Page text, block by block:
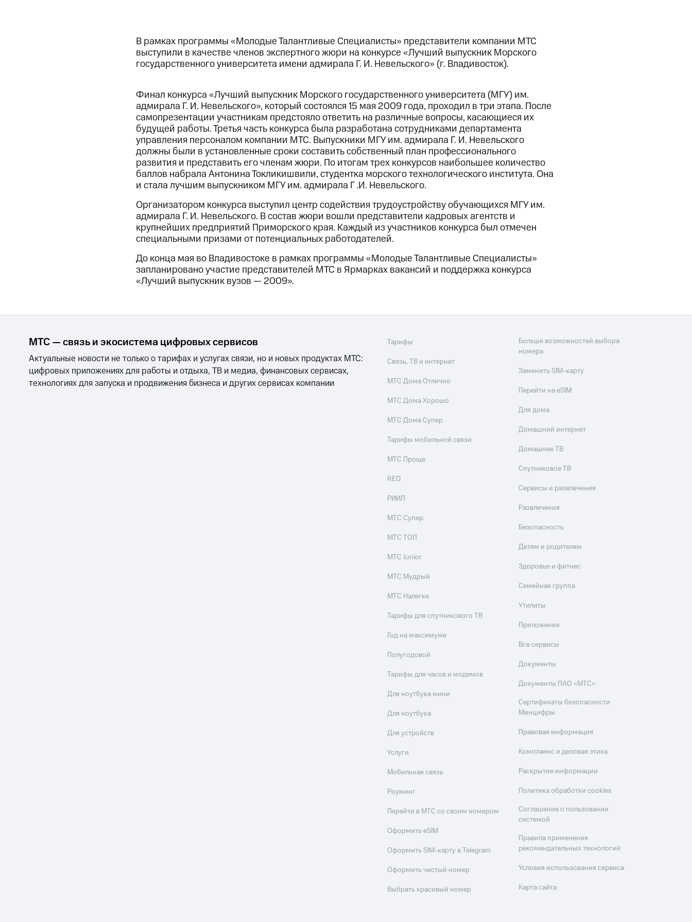
В рамках программы «Молодые Талантливые Специалисты» представители компании МТС
выступили в качестве членов экспертного жюри на конкурсе «Лучший выпускник Морского
государственного университета имени адмирала Г. И. Невельского» (г. Владивосток).
Финал конкурса «Лучший выпускник Морского государственного университета (МГУ) им.
адмирала Г. И. Невельского», который состоялся 15 мая 2009 года, проходил в три этапа. После
самопрезентации участникам предстояло ответить на различные вопросы, касающиеся их
будущей работы. Третья часть конкурса была разработана сотрудниками департамента
управления персоналом компании МТС. Выпускники МГУ им. адмирала Г. И. Невельского
должны были в установленные сроки составить собственный план профессионального
развития и представить его членам жюри. По итогам трех конкурсов наибольшее количество
баллов набрала Антонина Токликишвили, студентка морского технологического института. Она
и стала лучшим выпускником МГУ им. адмирала Г .И. Невельского.
Организатором конкурса выступил центр содействия трудоустройству обучающихся МГУ им.
адмирала Г. И. Невельского. В состав жюри вошли представители кадровых агентств и
крупнейших предприятий Приморского края. Каждый из участников конкурса был отмечен
специальными призами от потенциальных работодателей.
До конца мая во Владивостоке в рамках программы «Молодые Талантливые Специалисты»
запланировано участие представителей МТС в Ярмарках вакансий и поддержка конкурса
«Лучший выпускник вузов — 2009».
МТС — связь и экосистема цифровых сервисов
Актуальные новости не только о тарифах и услугах связи, но и новых продуктах МТС:
цифровых приложениях для работы и отдыха, ТВ и медиа, финансовых сервисах,
технологиях для запуска и продвижения бизнеса и других сервисах компании
Тарифы
Связь, ТВ и интернет
МТС Дома Отлично
МТС Дома Хорошо
МТС Дома Супер
Тарифы мобильной связи
МТС Проще
RED
РИИЛ
МТС Супер
МТС ТОП
МТС Junior
МТС Мудрый
МТС Налегке
Тарифы для спутникового ТВ
Год на максимуме
Полугодовой
Тарифы для часов и модемов
Для ноутбука мини
Для ноутбука
Для устройств
Услуги
Мобильная связь
Роуминг
Перейти в МТС со своим номером
Оформить eSIM
Оформить SIM-карту в Telegram
Оформить чистый номер
Выбрать красивый номер
Больше возможностей выбора
номера
Заменить SIM-карту
Перейти на eSIM
Для дома
Домашний интернет
Домашнее ТВ
Спутниковое ТВ
Сервисы и развлечения
Развлечения
Безопасность
Детям и родителям
Здоровье и фитнес
Семейная группа
Утилиты
Приложения
Все сервисы
Документы
Документы ПАО «МТС»
Сертификаты безопасности
Минцифры
Правовая информация
Комплаенс и деловая этика
Раскрытие информации
Политика обработки cookies
Соглашение о пользовании
системой
Правила применения
рекомендательных технологий
Условия использования сервиса
Карта сайта